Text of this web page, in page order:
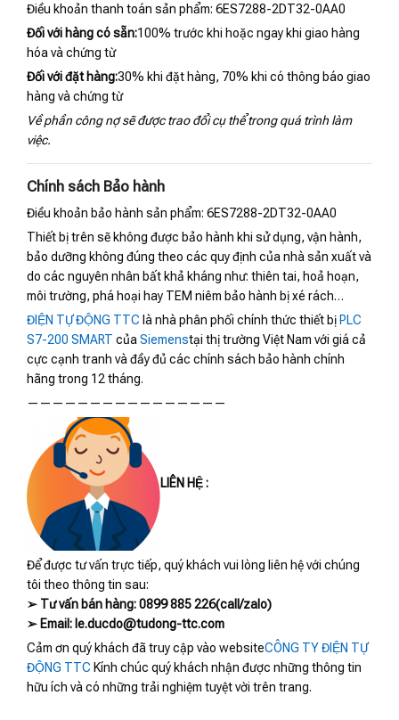
Điều khoản thanh toán sản phẩm: 6ES7288-2DT32-0AA0
Đối với hàng có sẵn:100% trước khi hoặc ngay khi giao hàng
hóa và chứng từ
Đối với đặt hàng:30% khi đặt hàng, 70% khi có thông báo giao
hàng và chứng từ
Về phần công nợ sẽ được trao đổi cụ thể trong quá trình làm
việc.
Chính sách Bảo hành
Điều khoản bảo hành sản phẩm: 6ES7288-2DT32-0AA0
Thiết bị trên sẽ không được bảo hành khi sử dụng, vận hành,
bảo dưỡng không đúng theo các quy định của nhà sản xuất và
do các nguyên nhân bất khả kháng như: thiên tai, hoả hoạn,
môi trường, phá hoại hay TEM niêm bảo hành bị xé rách…
ĐIỆN TỰ ĐỘNG TTC là nhà phân phối chính thức thiết bị PLC
S7-200 SMART củaSiemenstại thị trường Việt Nam với giá cả
cực cạnh tranh và đầy đủ các chính sách bảo hành chính
hãng trong 12 tháng.
————————————————
LIÊN HỆ :
Để được tư vấn trực tiếp, quý khách vui lòng liên hệ với chúng
tôi theo thông tin sau:
➢ Tư vấn bán hàng: 0899 885 226(call/zalo)
➢ Email: le.ducdo@tudong-ttc.com
Cảm ơn quý khách đã truy cập vào websiteCÔNG TY ĐIỆN TỰ
ĐỘNG TTC Kính chúc quý khách nhận được những thông tin
hữu ích và có những trải nghiệm tuyệt vời trên trang.